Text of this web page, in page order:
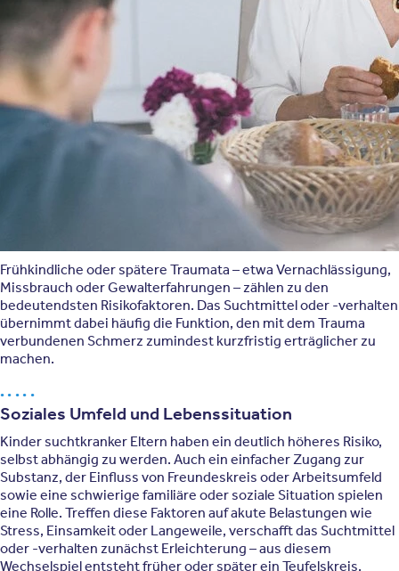
gibt es jedoch nicht – genetische Faktoren erhöhen lediglich die
Wahrscheinlichkeit, machen aber niemanden zwangsläufig
abhängig.
Psychische Vorbelastung
Vorbestehende psychische Erkrankungen wie Depressionen,
Angststörungen oder ADHS, ein geringes Selbstwertgefühl und
wenig ausgeprägte Problemlösestrategien erhöhen die
Anfälligkeit für eine Suchterkrankung.
Frühkindliche oder spätere Traumata – etwa Vernachlässigung,
Missbrauch oder Gewalterfahrungen – zählen zu den
bedeutendsten Risikofaktoren. Das Suchtmittel oder -verhalten
übernimmt dabei häufig die Funktion, den mit dem Trauma
verbundenen Schmerz zumindest kurzfristig erträglicher zu
machen.
Soziales Umfeld und Lebenssituation
Kinder suchtkranker Eltern haben ein deutlich höheres Risiko,
selbst abhängig zu werden. Auch ein einfacher Zugang zur
Substanz, der Einfluss von Freundeskreis oder Arbeitsumfeld
sowie eine schwierige familiäre oder soziale Situation spielen
eine Rolle. Treffen diese Faktoren auf akute Belastungen wie
Stress, Einsamkeit oder Langeweile, verschafft das Suchtmittel
oder -verhalten zunächst Erleichterung – aus diesem
Wechselspiel entsteht früher oder später ein Teufelskreis.